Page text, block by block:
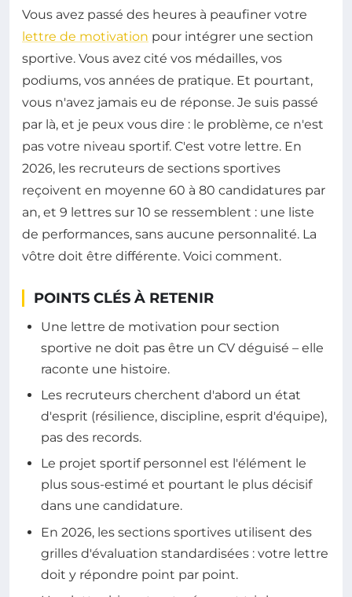
Vous avez passé des heures à peaufiner votre
lettre de motivation pour intégrer une section
sportive. Vous avez cité vos médailles, vos
podiums, vos années de pratique. Et pourtant,
vous n'avez jamais eu de réponse. Je suis passé
par là, et je peux vous dire : le problème, ce n'est
pas votre niveau sportif. C'est votre lettre. En
2026, les recruteurs de sections sportives
reçoivent en moyenne 60 à 80 candidatures par
an, et 9 lettres sur 10 se ressemblent : une liste
de performances, sans aucune personnalité. La
vôtre doit être différente. Voici comment.
POINTS CLÉS À RETENIR
Une lettre de motivation pour section
sportive ne doit pas être un CV déguisé – elle
raconte une histoire.
Les recruteurs cherchent d'abord un état
d'esprit (résilience, discipline, esprit d'équipe),
pas des records.
Le projet sportif personnel est l'élément le
plus sous-estimé et pourtant le plus décisif
dans une candidature.
En 2026, les sections sportives utilisent des
grilles d'évaluation standardisées : votre lettre
doit y répondre point par point.